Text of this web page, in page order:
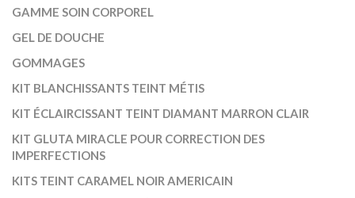
GAMME SOIN CORPOREL
GEL DE DOUCHE
GOMMAGES
KIT BLANCHISSANTS TEINT MÉTIS
KIT ÉCLAIRCISSANT TEINT DIAMANT MARRON CLAIR
KIT GLUTA MIRACLE POUR CORRECTION DES
IMPERFECTIONS
KITS TEINT CARAMEL NOIR AMERICAIN